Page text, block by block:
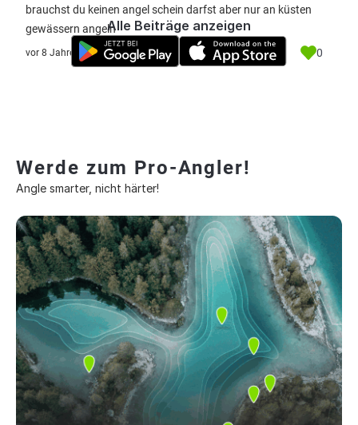
brauchst du keinen angel schein darfst aber nur an küsten
gewässern angeln
vor 8 Jahre 0
Alle Beiträge anzeigen
Werde zum Pro-Angler!
Angle smarter, nicht härter!